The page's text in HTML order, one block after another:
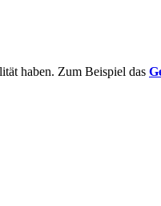
haben. Zum Beispiel das